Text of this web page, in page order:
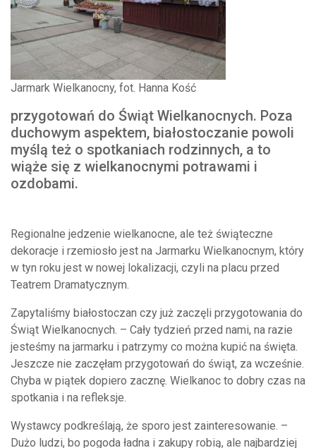
Jarmark Wielkanocny, fot. Hanna Kość
przygotowań do Świąt Wielkanocnych. Poza
duchowym aspektem, białostoczanie powoli
myślą też o spotkaniach rodzinnych, a to
wiąże się z wielkanocnymi potrawami i
ozdobami.
Regionalne jedzenie wielkanocne, ale też świąteczne
dekoracje i rzemiosło jest na Jarmarku Wielkanocnym, który
w tyn roku jest w nowej lokalizacji, czyli na placu przed
Teatrem Dramatycznym.
Zapytaliśmy białostoczan czy już zaczęli przygotowania do
Świąt Wielkanocnych. – Cały tydzień przed nami, na razie
jesteśmy na jarmarku i patrzymy co można kupić na święta.
Jeszcze nie zaczęłam przygotowań do świąt, za wcześnie.
Chyba w piątek dopiero zacznę. Wielkanoc to dobry czas na
spotkania i na refleksje.
Wystawcy podkreślają, że sporo jest zainteresowanie. –
Dużo ludzi, bo pogoda ładna i zakupy robią, ale najbardziej